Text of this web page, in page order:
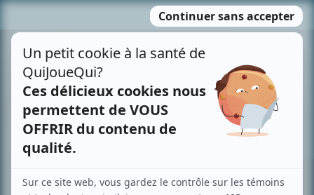
MENU
contenu
Recherche avancée »